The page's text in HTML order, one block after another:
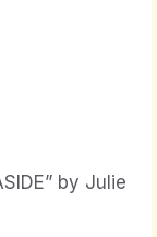
by Julie